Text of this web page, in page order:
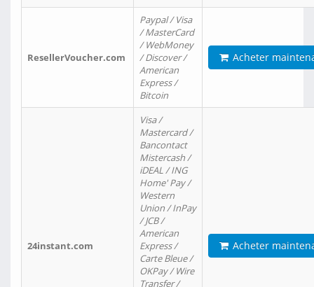
ResellerVoucher.com
Paypal / Visa
/ MasterCard
/ WebMoney
/ Discover /
American
Express /
Bitcoin
Acheter
24instant.com
Visa /
Mastercard /
Bancontact
Mistercash /
iDEAL / ING
Home' Pay /
Western
Union / InPay
/ JCB /
American
Express /
Carte Bleue /
OKPay / Wire
Transfer /
Acheter